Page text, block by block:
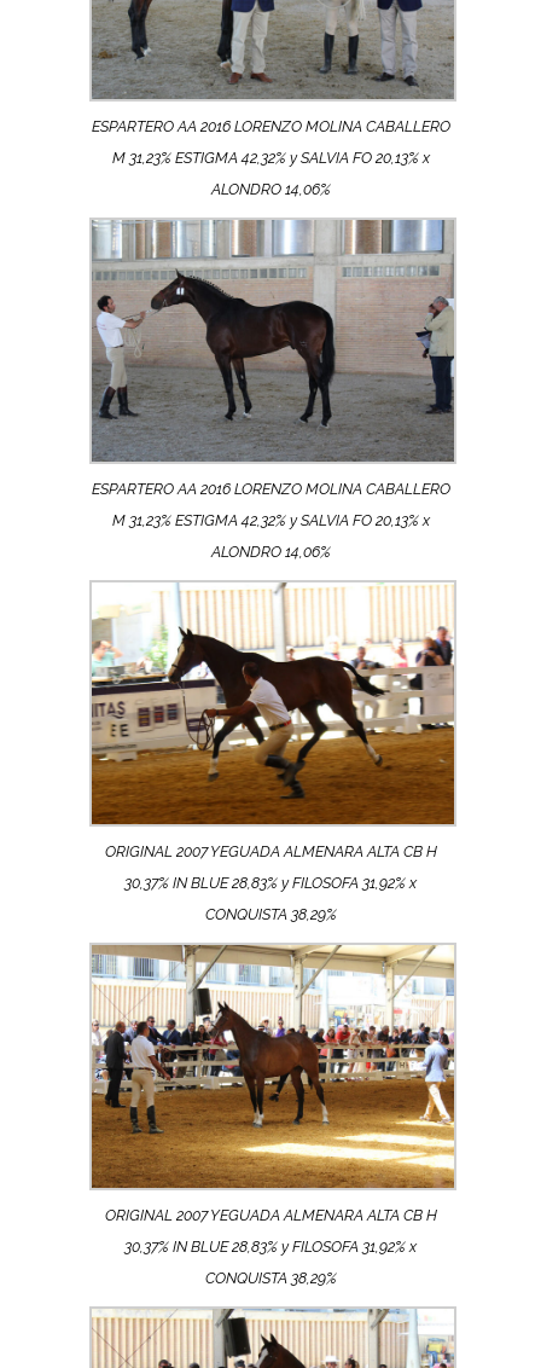
ESPARTERO AA 2016 LORENZO MOLINA CABALLERO
M 31,23% ESTIGMA 42,32% y SALVIA FO 20,13% x
ALONDRO 14,06%
ESPARTERO AA 2016 LORENZO MOLINA CABALLERO
M 31,23% ESTIGMA 42,32% y SALVIA FO 20,13% x
ALONDRO 14,06%
ORIGINAL 2007 YEGUADA ALMENARA ALTA CB H
30,37% IN BLUE 28,83% y FILOSOFA 31,92% x
CONQUISTA 38,29%
ORIGINAL 2007 YEGUADA ALMENARA ALTA CB H
30,37% IN BLUE 28,83% y FILOSOFA 31,92% x
CONQUISTA 38,29%